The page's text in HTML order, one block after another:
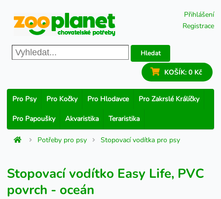
Přihlášení
Registrace
Hledat
KOŠÍK: 0 Kč
Pro Psy Pro Kočky Pro Hlodavce Pro Zakrslé Králíčky
Pro Papoušky Akvaristika Teraristika
Potřeby pro psy Stopovací vodítka pro psy
Stopovací vodítko Easy Life, PVC
povrch - oceán